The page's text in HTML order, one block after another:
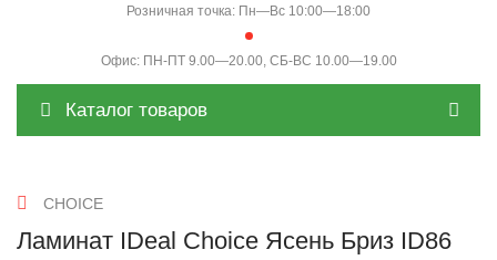
Розничная точка: Пн—Вс 10:00—18:00
Офис: ПН-ПТ 9.00—20.00, СБ-ВС 10.00—19.00
Каталог товаров
CHOICE
Ламинат IDeal Choice Ясень Бриз ID86